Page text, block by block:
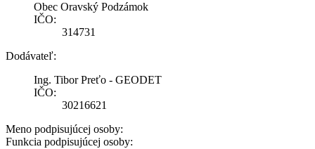
Obec Oravský Podzámok
IČO:
314731
Dodávateľ:
Ing. Tibor Preťo - GEODET
IČO:
30216621
Meno podpisujúcej osoby:
Funkcia podpisujúcej osoby: